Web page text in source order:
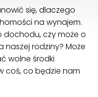
się, dlaczego
na wynajem.
dochodu, czy może o
naszej rodziny? Może
wolne środki
coś, co będzie nam